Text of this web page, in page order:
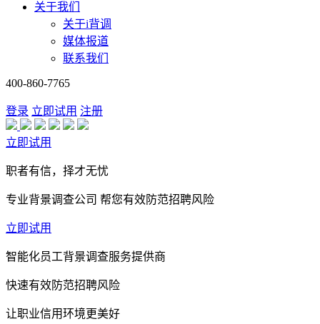
关于我们
关于i背调
媒体报道
联系我们
400-860-7765
登录 立即试用 注册
立即试用
职者有信，择才无忧
专业背景调查公司 帮您有效防范招聘风险
立即试用
智能化员工背景调查服务提供商
快速有效防范招聘风险
让职业信用环境更美好